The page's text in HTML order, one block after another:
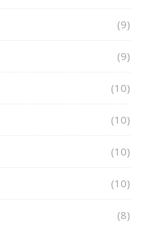
(9)
(9)
(10)
(10)
(10)
(10)
(8)